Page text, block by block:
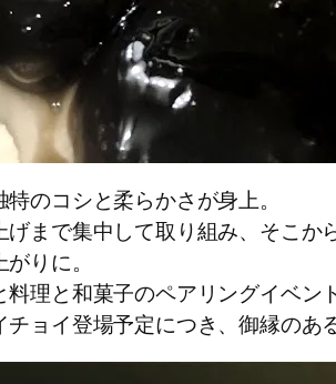
のコシと柔らかさが身上。
まで集中して取り組み、そこ
りに。
理と和菓子のペアリングイベ
ョイ登場予定につき、御縁のあ